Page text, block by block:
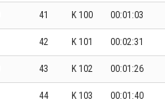
41 K 100 00:01:03
42 K 101 00:02:31
43 K 102 00:01:26
44 K 103 00:01:40